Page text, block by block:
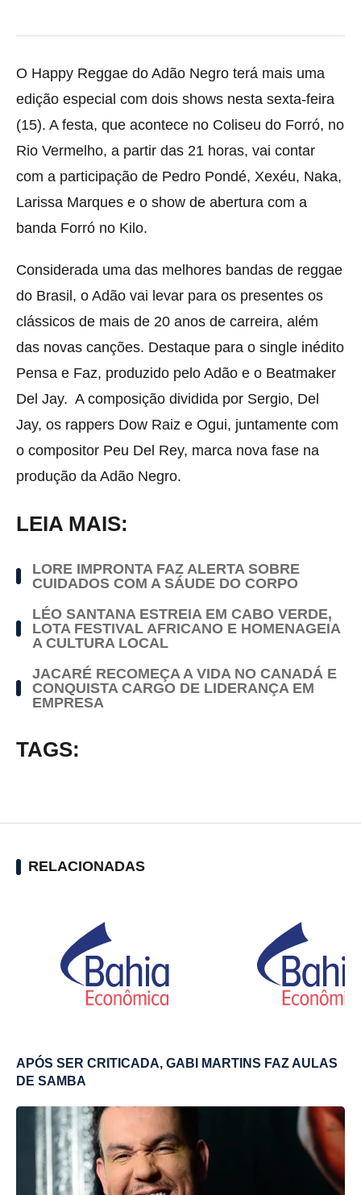
O Happy Reggae do Adão Negro terá mais uma
edição especial com dois shows nesta sexta-feira
(15). A festa, que acontece no Coliseu do Forró, no
Rio Vermelho, a partir das 21 horas, vai contar
com a participação de Pedro Pondé, Xexéu, Naka,
Larissa Marques e o show de abertura com a
banda Forró no Kilo.
Considerada uma das melhores bandas de reggae
do Brasil, o Adão vai levar para os presentes os
clássicos de mais de 20 anos de carreira, além
das novas canções. Destaque para o single inédito
Pensa e Faz, produzido pelo Adão e o Beatmaker
Del Jay. A composição dividida por Sergio, Del
Jay, os rappers Dow Raiz e Ogui, juntamente com
o compositor Peu Del Rey, marca nova fase na
produção da Adão Negro.
LEIA MAIS:
LORE IMPRONTA FAZ ALERTA SOBRE
CUIDADOS COM A SÁUDE DO CORPO
LÉO SANTANA ESTREIA EM CABO VERDE,
LOTA FESTIVAL AFRICANO E HOMENAGEIA
A CULTURA LOCAL
JACARÉ RECOMEÇA A VIDA NO CANADÁ E
CONQUISTA CARGO DE LIDERANÇA EM
EMPRESA
TAGS:
RELACIONADAS
APÓS SER CRITICADA, GABI MARTINS FAZ AULAS
DE SAMBA